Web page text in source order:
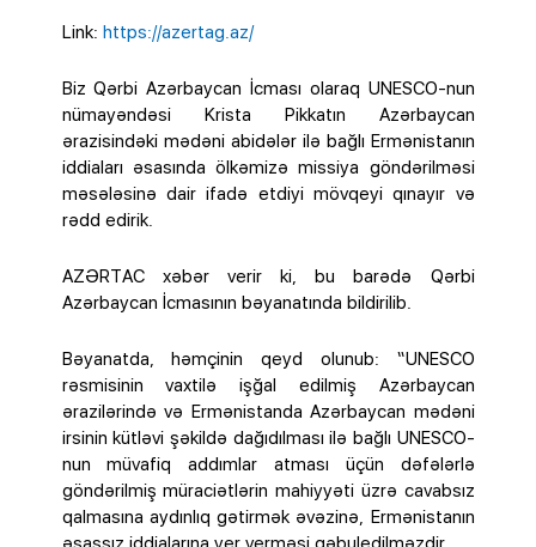
Link: https://azertag.az/
Biz Qərbi Azərbaycan İcması olaraq UNESCO-nun
nümayəndəsi Krista Pikkatın Azərbaycan
ərazisindəki mədəni abidələr ilə bağlı Ermənistanın
iddiaları əsasında ölkəmizə missiya göndərilməsi
məsələsinə dair ifadə etdiyi mövqeyi qınayır və
rədd edirik.
AZƏRTAC xəbər verir ki, bu barədə Qərbi
Azərbaycan İcmasının bəyanatında bildirilib.
Bəyanatda, həmçinin qeyd olunub: “UNESCO
rəsmisinin vaxtilə işğal edilmiş Azərbaycan
ərazilərində və Ermənistanda Azərbaycan mədəni
irsinin kütləvi şəkildə dağıdılması ilə bağlı UNESCO-
nun müvafiq addımlar atması üçün dəfələrlə
göndərilmiş müraciətlərin mahiyyəti üzrə cavabsız
qalmasına aydınlıq gətirmək əvəzinə, Ermənistanın